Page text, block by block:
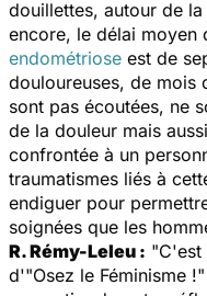
douillettes, autour de
encore, le délai moyen
endométriose est de
douloureuses, de mois
sont pas écoutées, ne
de la douleur mais
confrontée à un
traumatismes liés à
endiguer pour
soignées que les
R. Rémy-Leleu : "C'est
d'"Osez le Féminisme